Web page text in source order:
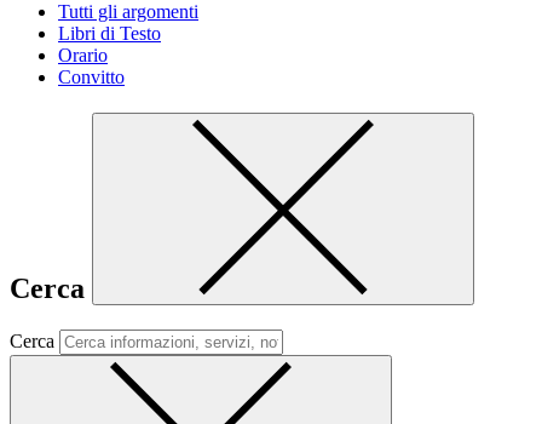
Tutti gli argomenti
Libri di Testo
Orario
Convitto
Cerca
Cerca